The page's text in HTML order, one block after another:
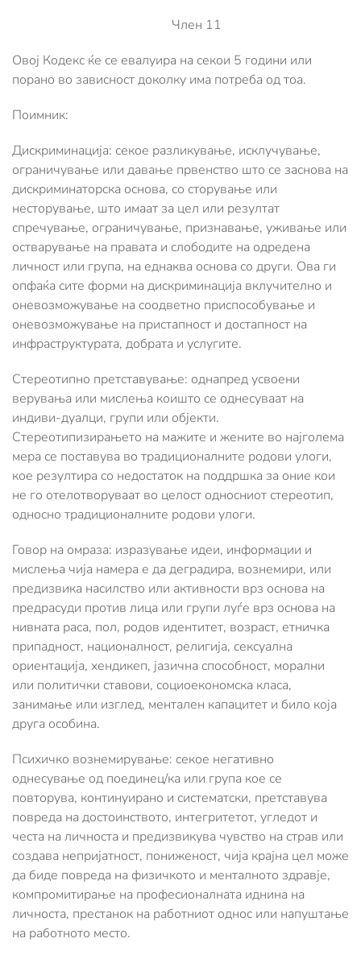
Член 11
Овој Кодекс ќе се евалуира на секои 5 години или
порано во зависност доколку има потреба од тоа.
Поимник:
Дискриминација: секое разликување, исклучување,
ограничување или давање првенство што се заснова на
дискриминаторска основа, со сторување или
несторување, што имаат за цел или резултат
спречување, ограничување, признавање, уживање или
остварување на правата и слободите на одредена
личност или група, на еднаква основа со други. Ова ги
опфаќа сите форми на дискриминација вклучително и
оневозможување на соодветно приспособување и
оневозможување на пристапност и достапност на
инфраструктурата, добрата и услугите.
Стереотипно претставување: однапред усвоени
верувања или мислења коишто се однесуваат на
индиви-дуалци, групи или објекти.
Стереотипизирањето на мажите и жените во најголема
мера се поставува во традиционалните родови улоги,
кое резултира со недостаток на поддршка за оние кои
не го отелотворуваат во целост односниот стереотип,
односно традиционалните родови улоги.
Говор на омраза: изразување идеи, информации и
мислења чија намера е да деградира, вознемири, или
предизвика насилство или активности врз основа на
предрасуди против лица или групи луѓе врз основа на
нивната раса, пол, родов идентитет, возраст, етничка
припадност, националност, религија, сексуална
ориентација, хендикеп, јазична способност, морални
или политички ставови, социоекономска класа,
занимање или изглед, ментален капацитет и било која
друга особина.
Психичко вознемирување: секое негативно
однесување од поединец/ка или група кое се
повторува, континуирано и систематски, претставува
повреда на достоинството, интегритетот, угледот и
честа на личноста и предизвикува чувство на страв или
создава непријатност, пониженост, чија крајна цел може
да биде повреда на физичкото и менталното здравје,
компромитирање на професионалната иднина на
личноста, престанок на работниот однос или напуштање
на работното место.